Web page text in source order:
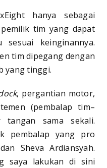
hanya sebagai
tim yang dapat
sesuai keinginannya.
tim dipegang dengan
yang tinggi.
, pergantian motor,
(pembalap tim–
tangan sama sekali.
pembalap yang pro
Sheva Ardiansyah.
saya lakukan di sini